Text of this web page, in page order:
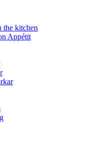
the kitchen
Appétit